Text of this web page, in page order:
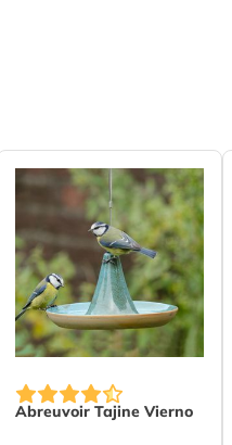
chosen on the
Abreuvoir Tajine Vierno